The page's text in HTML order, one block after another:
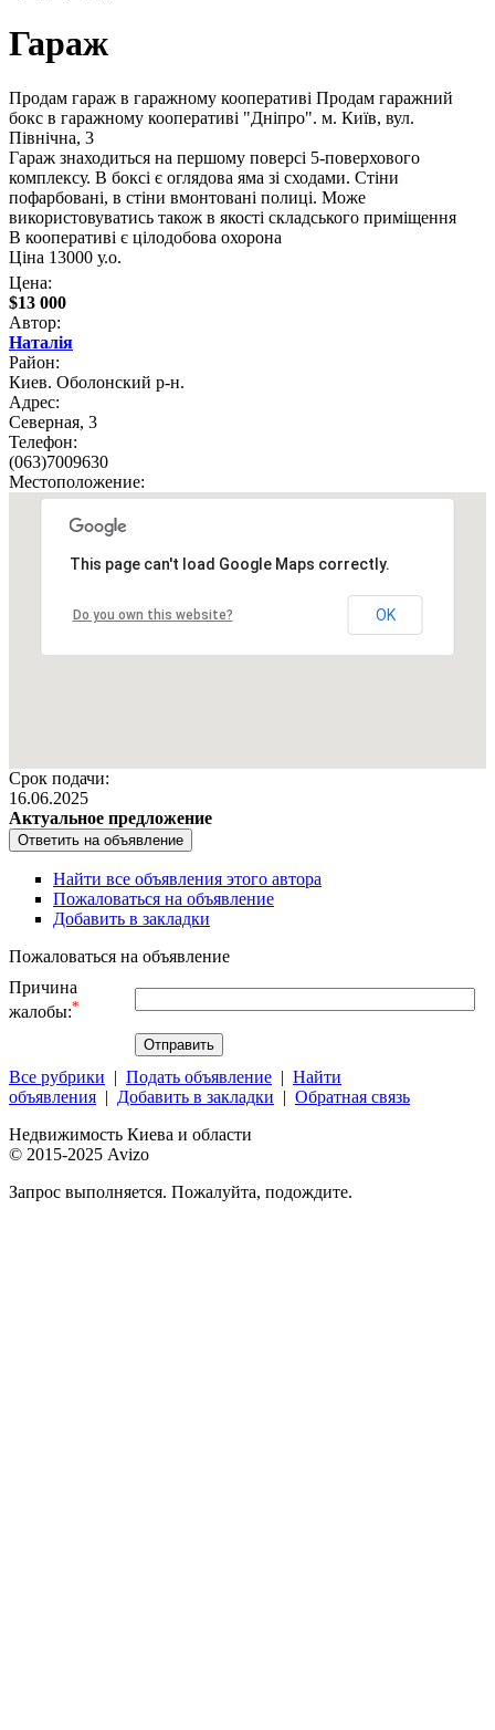
Гараж
Продам гараж в гаражному кооперативі Продам гаражний
бокс в гаражному кооперативі "Дніпро". м. Київ, вул.
Північна, 3
Гараж знаходиться на першому поверсі 5-поверхового
комплексу. В боксі є оглядова яма зі сходами. Стіни
пофарбовані, в стіни вмонтовані полиці. Може
використовуватись також в якості складського приміщення
В кооперативі є цілодобова охорона
Ціна 13000 у.о.
Цена:
$13 000
Автор:
Наталія
Район:
Киев. Оболонский р-н.
Адрес:
Северная, 3
Телефон:
(063)7009630
Местоположение:
This page can't load Google Maps correctly.
Do you own this website? OK
Срок подачи:
16.06.2025
Актуальное предложение
Найти все объявления этого автора
Пожаловаться на объявление
Добавить в закладки
Пожаловаться на объявление
Причина
жалобы:*
Все рубрики | Подать объявление | Найти
объявления | Добавить в закладки | Обратная связь
Недвижимость Киева и области
© 2015-2025 Avizo
Запрос выполняется. Пожалуйта, подождите.